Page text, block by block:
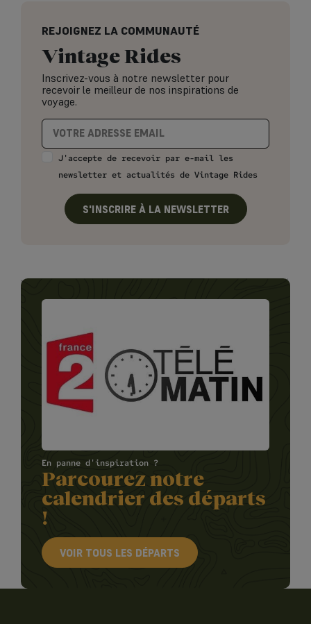
REJOIGNEZ LA COMMUNAUTÉ
Vintage Rides
Inscrivez-vous à notre newsletter pour
recevoir le meilleur de nos inspirations de
voyage.
J'accepte de recevoir par e-mail les
newsletter et actualités de Vintage Rides
S'INSCRIRE À LA NEWSLETTER
En panne d'inspiration ?
Parcourez notre
calendrier des départs
!
VOIR TOUS LES DÉPARTS